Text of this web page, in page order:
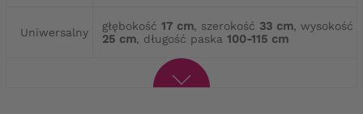
Uniwersalny głębokość 17 cm, szerokość 33 cm, wysokość
25 cm, długość paska 100-115 cm